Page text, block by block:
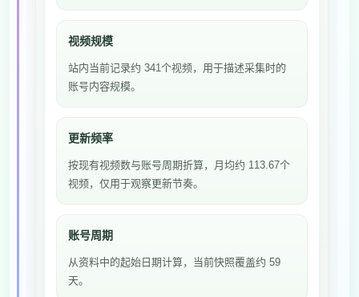
视频规模
站内当前记录约 341个视频，用于描述采集时的
账号内容规模。
更新频率
按现有视频数与账号周期折算，月均约 113.67个
视频，仅用于观察更新节奏。
账号周期
从资料中的起始日期计算，当前快照覆盖约 59
天。